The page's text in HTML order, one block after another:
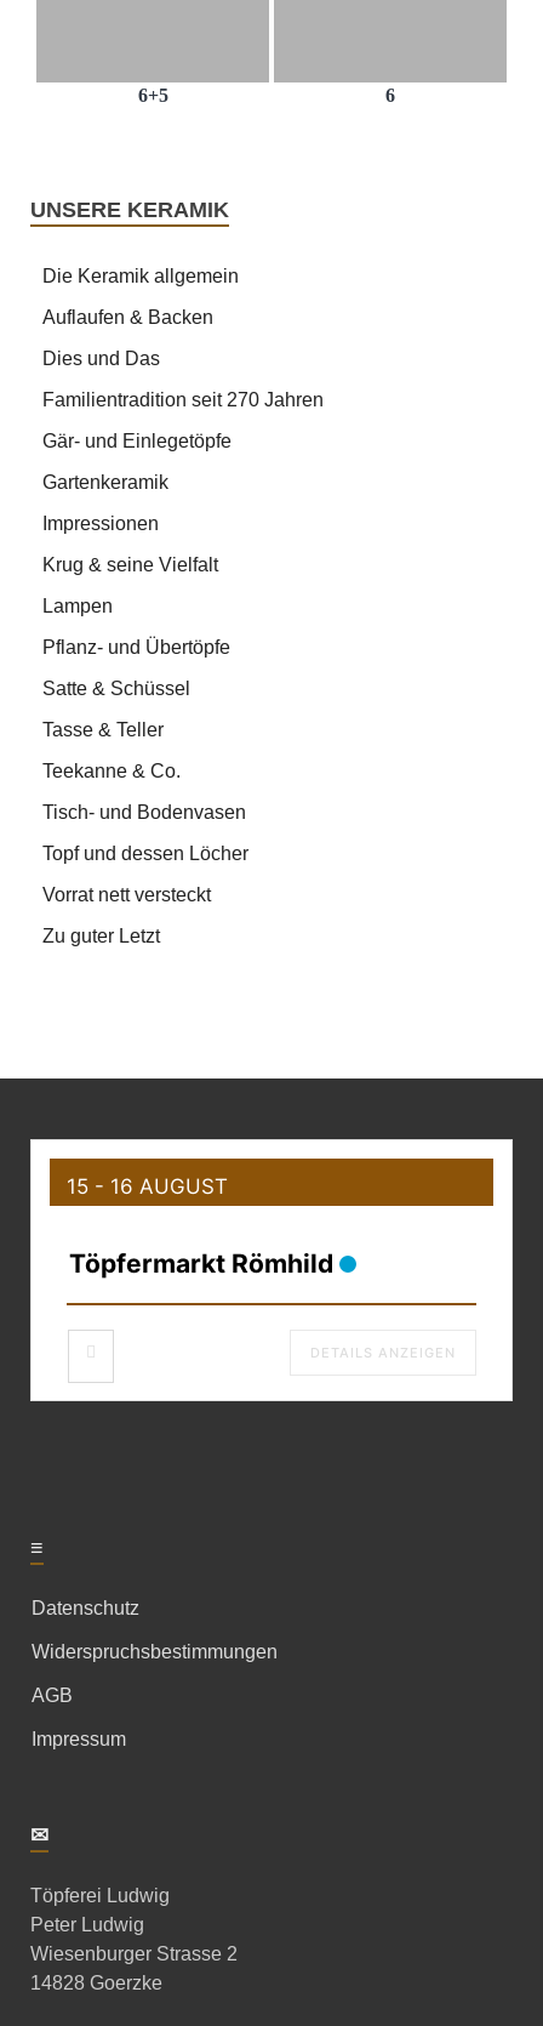
6+5 6
UNSERE KERAMIK
Die Keramik allgemein
Auflaufen & Backen
Dies und Das
Familientradition seit 270 Jahren
Gär- und Einlegetöpfe
Gartenkeramik
Impressionen
Krug & seine Vielfalt
Lampen
Pflanz- und Übertöpfe
Satte & Schüssel
Tasse & Teller
Teekanne & Co.
Tisch- und Bodenvasen
Topf und dessen Löcher
Vorrat nett versteckt
Zu guter Letzt
15 - 16 AUGUST
Töpfermarkt Römhild
DETAILS ANZEIGEN
≡
Datenschutz
Widerspruchsbestimmungen
AGB
Impressum
✉
Töpferei Ludwig
Peter Ludwig
Wiesenburger Strasse 2
14828 Goerzke